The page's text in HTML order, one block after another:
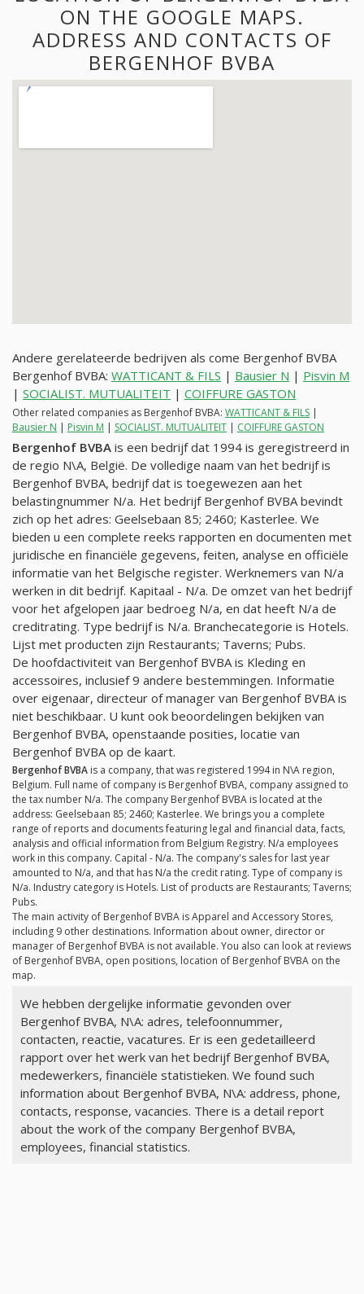
ON THE GOOGLE MAPS.
ADDRESS AND CONTACTS OF
BERGENHOF BVBA
Andere gerelateerde bedrijven als come Bergenhof BVBA
Bergenhof BVBA: WATTICANT & FILS | Bausier N | Pisvin M
| SOCIALIST. MUTUALITEIT | COIFFURE GASTON
Other related companies as Bergenhof BVBA: WATTICANT & FILS |
Bausier N | Pisvin M | SOCIALIST. MUTUALITEIT | COIFFURE GASTON
Bergenhof BVBA is een bedrijf dat 1994 is geregistreerd in
de regio N\A, België. De volledige naam van het bedrijf is
Bergenhof BVBA, bedrijf dat is toegewezen aan het
belastingnummer N/a. Het bedrijf Bergenhof BVBA bevindt
zich op het adres: Geelsebaan 85; 2460; Kasterlee. We
bieden u een complete reeks rapporten en documenten met
juridische en financiële gegevens, feiten, analyse en officiële
informatie van het Belgische register. Werknemers van N/a
werken in dit bedrijf. Kapitaal - N/a. De omzet van het bedrijf
voor het afgelopen jaar bedroeg N/a, en dat heeft N/a de
creditrating. Type bedrijf is N/a. Branchecategorie is Hotels.
Lijst met producten zijn Restaurants; Taverns; Pubs.
De hoofdactiviteit van Bergenhof BVBA is Kleding en
accessoires, inclusief 9 andere bestemmingen. Informatie
over eigenaar, directeur of manager van Bergenhof BVBA is
niet beschikbaar. U kunt ook beoordelingen bekijken van
Bergenhof BVBA, openstaande posities, locatie van
Bergenhof BVBA op de kaart.
Bergenhof BVBA is a company, that was registered 1994 in N\A region,
Belgium. Full name of company is Bergenhof BVBA, company assigned to
the tax number N/a. The company Bergenhof BVBA is located at the
address: Geelsebaan 85; 2460; Kasterlee. We brings you a complete
range of reports and documents featuring legal and financial data, facts,
analysis and official information from Belgium Registry. N/a employees
work in this company. Capital - N/a. The company's sales for last year
amounted to N/a, and that has N/a the credit rating. Type of company is
N/a. Industry category is Hotels. List of products are Restaurants; Taverns;
Pubs.
The main activity of Bergenhof BVBA is Apparel and Accessory Stores,
including 9 other destinations. Information about owner, director or
manager of Bergenhof BVBA is not available. You also can look at reviews
of Bergenhof BVBA, open positions, location of Bergenhof BVBA on the
map.
We hebben dergelijke informatie gevonden over
Bergenhof BVBA, N\A: adres, telefoonnummer,
contacten, reactie, vacatures. Er is een gedetailleerd
rapport over het werk van het bedrijf Bergenhof BVBA,
medewerkers, financiële statistieken. We found such
information about Bergenhof BVBA, N\A: address, phone,
contacts, response, vacancies. There is a detail report
about the work of the company Bergenhof BVBA,
employees, financial statistics.